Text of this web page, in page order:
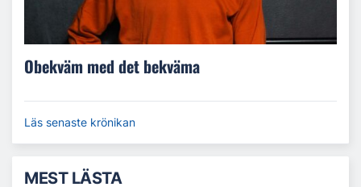
Obekväm med det bekväma
Läs senaste krönikan
MEST LÄSTA